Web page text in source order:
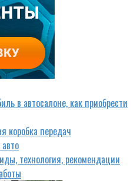
в автосалоне, как приобрести
коробка передач
технология, рекомендации